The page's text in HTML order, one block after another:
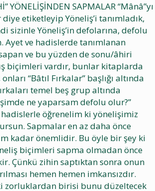
YÖNELİŞİNDEN SAPMALAR “Mânâ”yı
etiketleyip Yöneliş’i tanımladık,
sizinle Yöneliş’in defolarına, defolu
Ayet ve hadislerde tanımlanan
ve bu yüzden de sonu/âhiri
biçimleri vardır, bunlar kitaplarda
“Bâtıl Fırkalar” başlığı altında
temel beş grup altında
ne yaparsam defolu olur?”
öğrenelim ki yönelişimiz
Sapmalar en az daha önce
kadar önemlidir. Bu öyle bir şey ki
biçimleri sapma olmadan önce
Çünkü zihin saptıktan sonra onun
hemen hemen imkansızdır.
zorluklardan birisi bunu düzeltecek